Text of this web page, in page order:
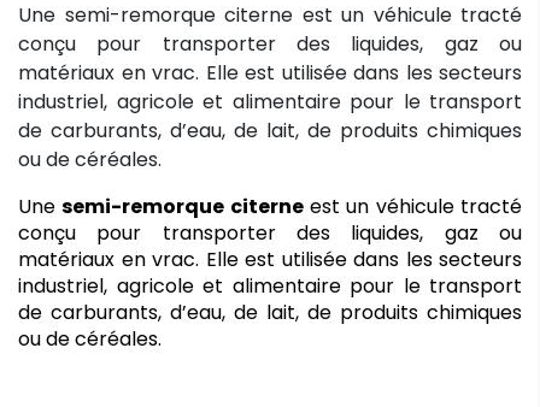
Une semi-remorque citerne est un véhicule tracté
conçu pour transporter des liquides, gaz ou
matériaux en vrac. Elle est utilisée dans les secteurs
industriel, agricole et alimentaire pour le transport
de carburants, d’eau, de lait, de produits chimiques
ou de céréales.
Une semi-remorque citerne est un véhicule tracté
conçu pour transporter des liquides, gaz ou
matériaux en vrac. Elle est utilisée dans les secteurs
industriel, agricole et alimentaire pour le transport
de carburants, d’eau, de lait, de produits chimiques
ou de céréales.